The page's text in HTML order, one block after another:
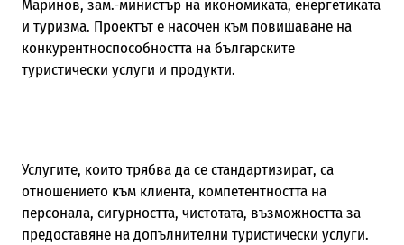
Маринов, зам.-министър на икономиката, енергетиката
и туризма. Проектът е насочен към повишаване на
конкурентноспособността на българските
туристически услуги и продукти.
Услугите, които трябва да се стандартизират, са
отношението към клиента, компетентността на
персонала, сигурността, чистотата, възможността за
предоставяне на допълнителни туристически услуги.